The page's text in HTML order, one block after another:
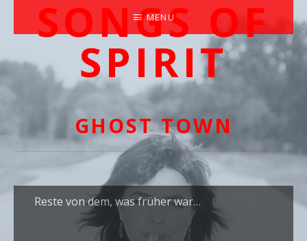
SONGS OF
SPIRIT
EXPERIENCE THE SOUNDS OF THE NATIVE
MENU
GHOST TOWN
Reste von dem, was früher war…